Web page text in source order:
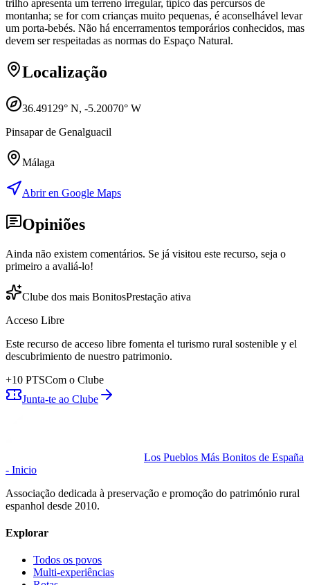
trilho apresenta um terreno irregular, típico das percursos de
montanha; se for com crianças muito pequenas, é aconselhável levar
um porta-bebés. Não há encerramentos temporários conhecidos, mas
devem ser respeitadas as normas do Espaço Natural.
Localização
36.49129° N, -5.20070° W
Pinsapar de Genalguacil
Málaga
Abrir en Google Maps
Opiniões
Ainda não existem comentários. Se já visitou este recurso, seja o
primeiro a avaliá-lo!
Clube dos mais BonitosPrestação ativa
Acceso Libre
Este recurso de acceso libre fomenta el turismo rural sostenible y el
descubrimiento de nuestro patrimonio.
+10 PTSCom o Clube
Junta-te ao Clube
Los Pueblos Más Bonitos de España
- Inicio
Associação dedicada à preservação e promoção do património rural
espanhol desde 2010.
Explorar
Todos os povos
Multi-experiências